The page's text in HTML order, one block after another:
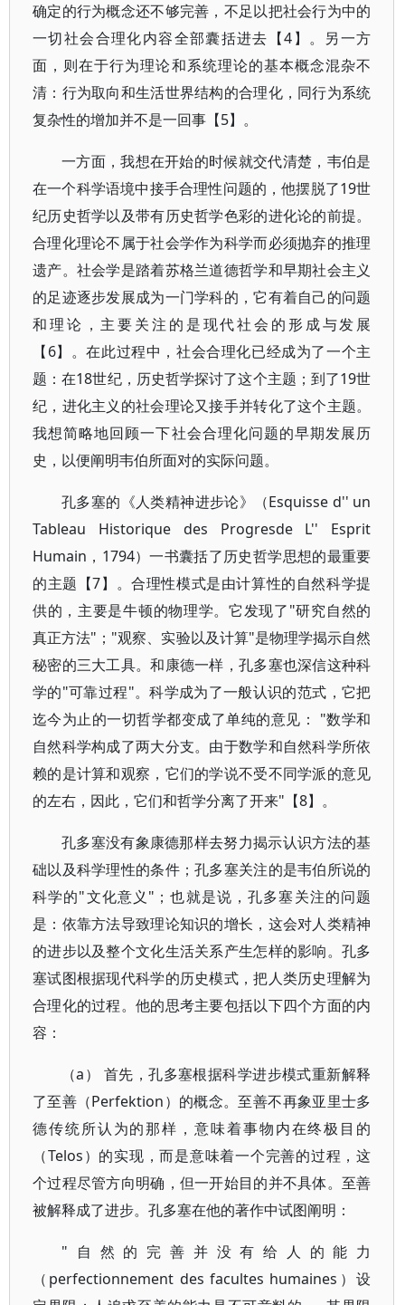
确定的行为概念还不够完善，不足以把社会行为中的
一切社会合理化内容全部囊括进去【4】。另一方
面，则在于行为理论和系统理论的基本概念混杂不
清：行为取向和生活世界结构的合理化，同行为系统
复杂性的增加并不是一回事【5】。
一方面，我想在开始的时候就交代清楚，韦伯是
在一个科学语境中接手合理性问题的，他摆脱了19世
纪历史哲学以及带有历史哲学色彩的进化论的前提。
合理化理论不属于社会学作为科学而必须抛弃的推理
遗产。社会学是踏着苏格兰道德哲学和早期社会主义
的足迹逐步发展成为一门学科的，它有着自己的问题
和理论，主要关注的是现代社会的形成与发展
【6】。在此过程中，社会合理化已经成为了一个主
题：在18世纪，历史哲学探讨了这个主题；到了19世
纪，进化主义的社会理论又接手并转化了这个主题。
我想简略地回顾一下社会合理化问题的早期发展历
史，以便阐明韦伯所面对的实际问题。
孔多塞的《人类精神进步论》（Esquisse d'' un
Tableau Historique des Progresde L'' Esprit
Humain，1794）一书囊括了历史哲学思想的最重要
的主题【7】。合理性模式是由计算性的自然科学提
供的，主要是牛顿的物理学。它发现了"研究自然的
真正方法"；"观察、实验以及计算"是物理学揭示自然
秘密的三大工具。和康德一样，孔多塞也深信这种科
学的"可靠过程"。科学成为了一般认识的范式，它把
迄今为止的一切哲学都变成了单纯的意见： "数学和
自然科学构成了两大分支。由于数学和自然科学所依
赖的是计算和观察，它们的学说不受不同学派的意见
的左右，因此，它们和哲学分离了开来"【8】。
孔多塞没有象康德那样去努力揭示认识方法的基
础以及科学理性的条件；孔多塞关注的是韦伯所说的
科学的"文化意义"；也就是说，孔多塞关注的问题
是：依靠方法导致理论知识的增长，这会对人类精神
的进步以及整个文化生活关系产生怎样的影响。孔多
塞试图根据现代科学的历史模式，把人类历史理解为
合理化的过程。他的思考主要包括以下四个方面的内
容：
（a） 首先，孔多塞根据科学进步模式重新解释
了至善（Perfektion）的概念。至善不再象亚里士多
德传统所认为的那样，意味着事物内在终极目的
（Telos）的实现，而是意味着一个完善的过程，这
个过程尽管方向明确，但一开始目的并不具体。至善
被解释成了进步。孔多塞在他的著作中试图阐明：
"自然的完善并没有给人的能力
（perfectionnement des facultes humaines）设